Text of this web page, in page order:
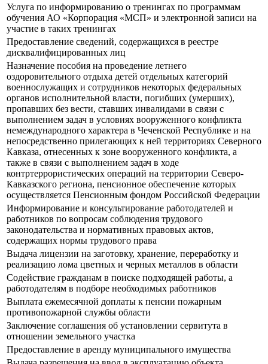
Услуга по информированию о тренингах по программам
обучения АО «Корпорация «МСП» и электронной записи на
участие в таких тренингах
Предоставление сведений, содержащихся в реестре
дисквалифицированных лиц
Назначение пособия на проведение летнего
оздоровительного отдыха детей отдельных категорий
военнослужащих и сотрудников некоторых федеральных
органов исполнительной власти, погибших (умерших),
пропавших без вести, ставших инвалидами в связи с
выполнением задач в условиях вооруженного конфликта
немеждународного характера в Чеченской Республике и на
непосредственно прилегающих к ней территориях Северного
Кавказа, отнесенных к зоне вооруженного конфликта, а
также в связи с выполнением задач в ходе
контртеррористических операций на территории Северо-
Кавказского региона, пенсионное обеспечение которых
осуществляется Пенсионным фондом Российской Федерации
Информирование и консультирование работодателей и
работников по вопросам соблюдения трудового
законодательства и нормативных правовых актов,
содержащих нормы трудового права
Выдача лицензии на заготовку, хранение, переработку и
реализацию лома цветных и черных металлов в области
Содействие гражданам в поиске подходящей работы, а
работодателям в подборе необходимых работников
Выплата ежемесячной доплаты к пенсии пожарным
противопожарной службы области
Заключение соглашения об установлении сервитута в
отношении земельного участка
Предоставление в аренду муниципального имущества